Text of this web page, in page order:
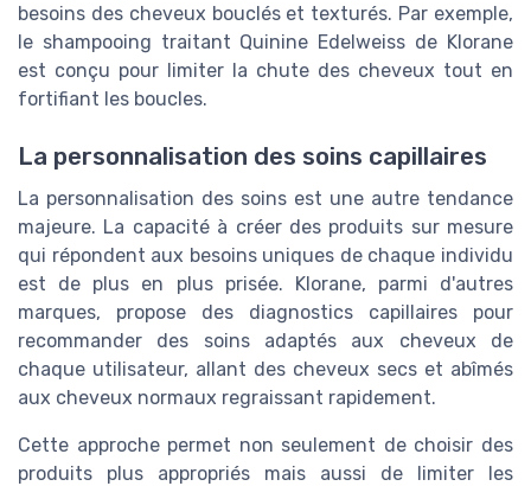
besoins des cheveux bouclés et texturés. Par exemple,
le shampooing traitant Quinine Edelweiss de Klorane
est conçu pour limiter la chute des cheveux tout en
fortifiant les boucles.
La personnalisation des soins capillaires
La personnalisation des soins est une autre tendance
majeure. La capacité à créer des produits sur mesure
qui répondent aux besoins uniques de chaque individu
est de plus en plus prisée. Klorane, parmi d'autres
marques, propose des diagnostics capillaires pour
recommander des soins adaptés aux cheveux de
chaque utilisateur, allant des cheveux secs et abîmés
aux cheveux normaux regraissant rapidement.
Cette approche permet non seulement de choisir des
produits plus appropriés mais aussi de limiter les